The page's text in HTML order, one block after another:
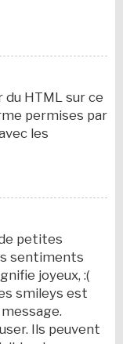
du HTML sur ce
permises par
les
petites
sentiments
joyeux, :(
smileys est
Ils peuvent